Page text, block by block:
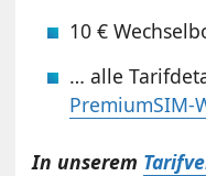
10 €
… alle
PremiumSIM-
In unserem